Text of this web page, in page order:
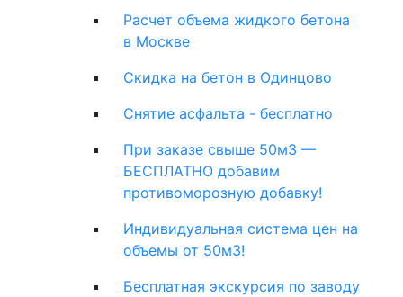
Расчет объема жидкого бетона
в Москве
Скидка на бетон в Одинцово
Снятие асфальта - бесплатно
При заказе свыше 50м3 —
БЕСПЛАТНО добавим
противоморозную добавку!
Индивидуальная система цен на
объемы от 50м3!
Бесплатная экскурсия по заводу